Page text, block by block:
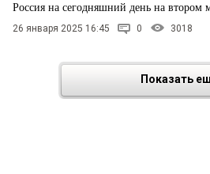
Россия на сегодняшний день на втором
26 января 2025 16:45 0 3018
Показать